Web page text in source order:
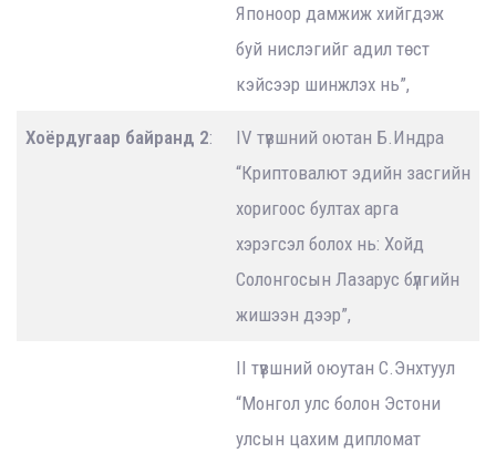
Японоор дамжиж хийгдэж
буй нислэгийг адил төст
кэйсээр шинжлэх нь”,
Хоёрдугаар байранд 2:
IV түвшний оютан Б.Индра
“Криптовалют эдийн засгийн
хоригоос бултах арга
хэрэгсэл болох нь: Хойд
Солонгосын Лазарус бүлгийн
жишээн дээр”,
II түвшний оюутан C.Энхтуул
“Монгол улс болон Эстони
улсын цахим дипломат